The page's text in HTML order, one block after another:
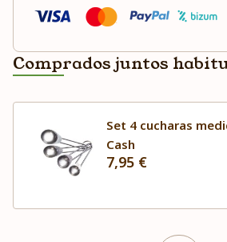
Comprados juntos
Set 4 cucharas
Cash
7,95 €